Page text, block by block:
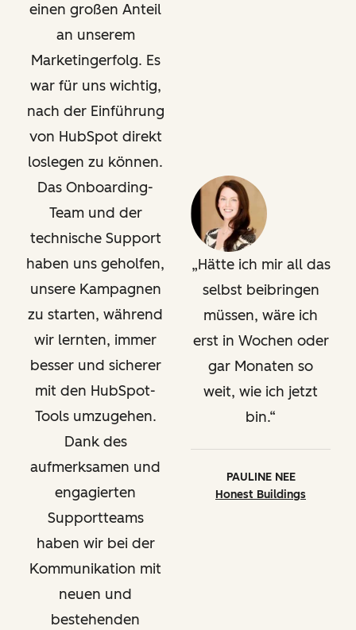
einen großen Anteil
an unserem
Marketingerfolg. Es
war für uns wichtig,
nach der Einführung
von HubSpot direkt
loslegen zu können.
Das Onboarding-
Team und der
technische Support
haben uns geholfen,
unsere Kampagnen
zu starten, während
wir lernten, immer
besser und sicherer
mit den HubSpot-
Tools umzugehen.
Dank des
aufmerksamen und
engagierten
Supportteams
haben wir bei der
Kommunikation mit
neuen und
bestehenden
Hätte ich mir all das
selbst beibringen
müssen, wäre ich
erst in Wochen oder
gar Monaten so
weit, wie ich jetzt
bin.
PAULINE NEE
Honest Buildings